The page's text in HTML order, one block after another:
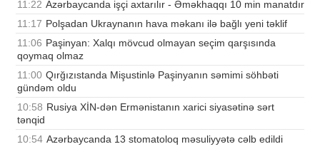
11:22 Azərbaycanda işçi axtarılır - Əməkhaqqı 10 min manatdır
11:17 Polşadan Ukraynanın hava məkanı ilə bağlı yeni təklif
11:06 Paşinyan: Xalqı mövcud olmayan seçim qarşısında
qoymaq olmaz
11:00 Qırğızıstanda Mişustinlə Paşinyanın səmimi söhbəti
gündəm oldu
10:58 Rusiya XİN-dən Ermənistanın xarici siyasətinə sərt
tənqid
10:54 Azərbaycanda 13 stomatoloq məsuliyyətə cəlb edildi